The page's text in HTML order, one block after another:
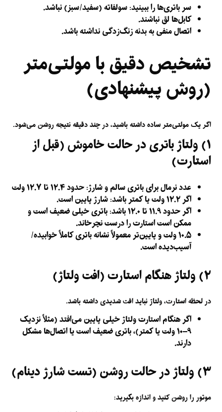
سر باتری‌ها را ببینید: سولفاته (سفید/سبز) نباشد.
کابل‌ها لق نباشند.
اتصال منفی به بدنه زنگ‌زدگی نداشته باشد.
تشخیص دقیق با مولتی‌متر
(روش پیشنهادی)
اگر یک مولتی‌متر ساده داشته باشید، در چند دقیقه نتیجه روشن می‌شود.
۱) ولتاژ باتری در حالت خاموش (قبل از
استارت)
عدد نرمال برای باتری سالم و شارژ:حدود ۱۲.۴ تا ۱۲.۷ ولت
اگر۱۲.۲ ولت یا کمتر
باشد: شارژ پایین است.
اگر حدود۱۱.۹ تا ۱۲.۰
باشد: باتری خیلی ضعیف است و
ممکن است استارت را درست نچرخاند.
۱۰.۵ ولت و پایین‌تر
معمولاً نشانه باتری کاملاً خوابیده/
آسیب‌دیده است.
۲) ولتاژ هنگام استارت (افت ولتاژ)
در لحظه استارت، ولتاژ نباید افت شدیدی داشته باشد.
اگر هنگام استارت ولتاژ خیلی پایین می‌افتد (مثلاً نزدیک
۹–۱۰ ولت یا کمتر)، باتری ضعیف است یا اتصال‌ها مشکل
دارند.
۳) ولتاژ در حالت روشن (تست شارژ دینام)
موتور را روشن کنید و اندازه بگیرید: